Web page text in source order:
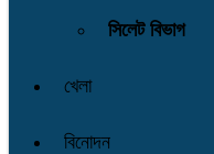
সিলেট বিভাগ
খেলা
বিনোদন